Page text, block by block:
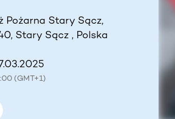
Stary Sącz,
Stary Sącz , Polska
(GMT+1)